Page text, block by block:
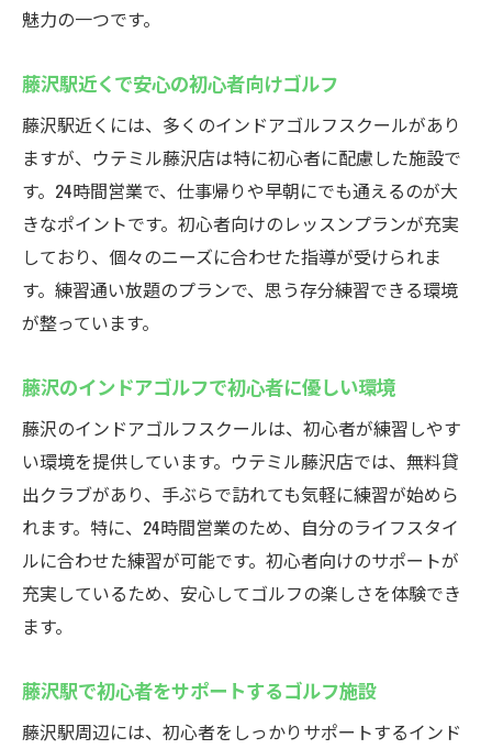
魅力の一つです。
藤沢駅近くで安心の初心者向けゴルフ
藤沢駅近くには、多くのインドアゴルフスクールがあり
ますが、ウテミル藤沢店は特に初心者に配慮した施設で
す。24時間営業で、仕事帰りや早朝にでも通えるのが大
きなポイントです。初心者向けのレッスンプランが充実
しており、個々のニーズに合わせた指導が受けられま
す。練習通い放題のプランで、思う存分練習できる環境
が整っています。
藤沢のインドアゴルフで初心者に優しい環境
藤沢のインドアゴルフスクールは、初心者が練習しやす
い環境を提供しています。ウテミル藤沢店では、無料貸
出クラブがあり、手ぶらで訪れても気軽に練習が始めら
れます。特に、24時間営業のため、自分のライフスタイ
ルに合わせた練習が可能です。初心者向けのサポートが
充実しているため、安心してゴルフの楽しさを体験でき
ます。
藤沢駅で初心者をサポートするゴルフ施設
藤沢駅周辺には、初心者をしっかりサポートするインド